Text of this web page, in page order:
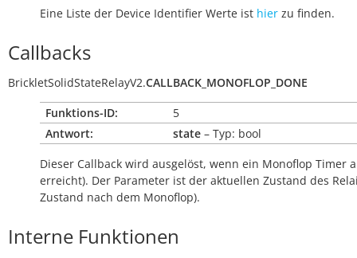
Eine Liste der Device Identifier Werte ist hier zu finden.
Callbacks
BrickletSolidStateRelayV2.CALLBACK_MONOFLOP_DONE
Funktions-ID:
5
Antwort:
state – Typ: bool
Dieser Callback wird ausgelöst, wenn ein Monoflop Timer
erreicht). Der Parameter ist der aktuellen Zustand des
Zustand nach dem Monoflop).
Interne Funktionen